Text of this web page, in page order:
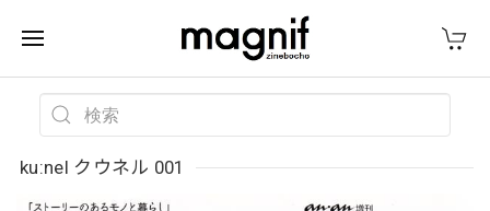
ku:nel クウネル 001